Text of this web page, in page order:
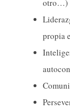
otro…)
propia